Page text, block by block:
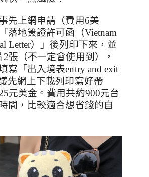
先上網申請（費用6美
落地簽證許可函（Vietnam
Letter）」後列印下來，並
2張（不一定會使用到），
寫「出入境表entry and exit
先網上下載列印寫好帶
元美金。費用共約900元台
間，比較適合想省錢的自